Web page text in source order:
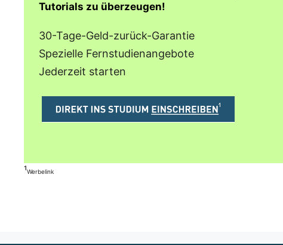
Tutorials zu überzeugen!
30-Tage-Geld-zurück-Garantie
Spezielle Fernstudienangebote
Jederzeit starten
¹Werbelink